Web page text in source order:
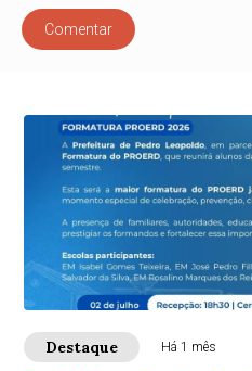
Comentar
Destaque Há 1 mês